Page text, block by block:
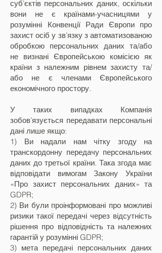
суб’єктів персональних даних, оскільки
вони не є країнами-учасницями у
розумінні Конвенції Ради Європи про
захист осіб у зв’язку з автоматизованою
обробкою персональних даних та/або
не визнані Європейською комісією як
країни з належним рівнем захисту та/
або не є членами Європейського
економічного простору.
У таких випадках Компанія
зобов’язується передавати персональні
дані лише якщо:
1) Ви надали нам чітку згоду на
транскордонну передачу персональних
даних до третьої країни. Така згода має
відповідати вимогам Закону України
«Про захист персональних даних» та
GDPR;
2) Ви були проінформовані про можливі
ризики такої передачі через відсутність
рішення про відповідність та належних
гарантій у розумінні GDPR;
3) мета передачі персональних даних